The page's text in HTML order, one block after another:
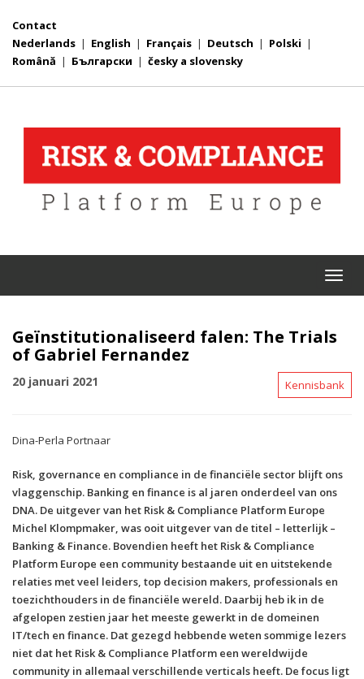
Contact
Nederlands | English | Français | Deutsch | Polski |
Română | Български | česky a slovensky
Geïnstitutionaliseerd falen: The Trials
of Gabriel Fernandez
20 januari 2021 Kennisbank
Dina-Perla Portnaar
Risk, governance en compliance in de financiële sector blijft ons
vlaggenschip. Banking en finance is al jaren onderdeel van ons
DNA. De uitgever van het Risk & Compliance Platform Europe
Michel Klompmaker, was ooit uitgever van de titel – letterlijk –
Banking & Finance. Bovendien heeft het Risk & Compliance
Platform Europe een community bestaande uit en uitstekende
relaties met veel leiders, top decision makers, professionals en
toezichthouders in de financiële wereld. Daarbij heb ik in de
afgelopen zestien jaar het meeste gewerkt in de domeinen
IT/tech en finance. Dat gezegd hebbende weten sommige lezers
niet dat het Risk & Compliance Platform een wereldwijde
community in allemaal verschillende verticals heeft. De focus ligt